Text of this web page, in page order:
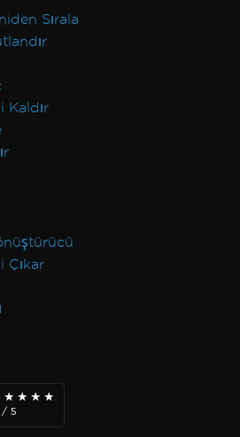
Sırala
Kaldır
Çıkar
/ 5